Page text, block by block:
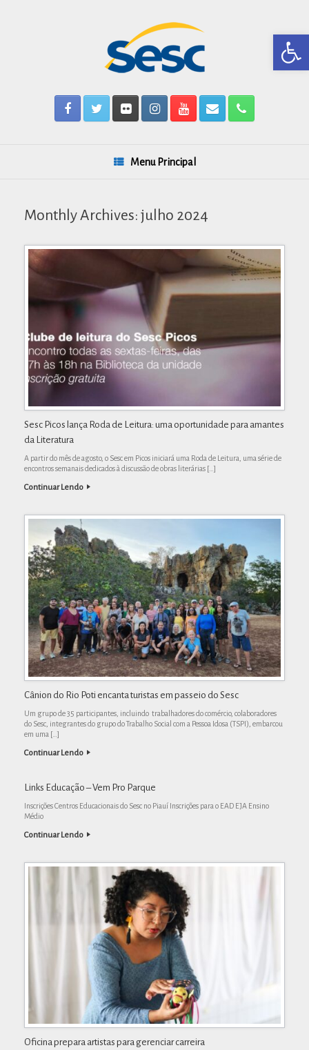
Menu Principal
Monthly Archives: julho 2024
Sesc Picos lança Roda de Leitura: uma oportunidade para amantes
da Literatura
A partir do mês de agosto, o Sesc em Picos iniciará uma Roda de Leitura, uma série de
encontros semanais dedicados à discussão de obras literárias […]
Continuar Lendo
Cânion do Rio Poti encanta turistas em passeio do Sesc
Um grupo de 35 participantes, incluindo trabalhadores do comércio, colaboradores
do Sesc, integrantes do grupo do Trabalho Social com a Pessoa Idosa (TSPI), embarcou
em uma […]
Continuar Lendo
Links Educação – Vem Pro Parque
Inscrições Centros Educacionais do Sesc no Piauí Inscrições para o EAD EJA Ensino
Médio
Continuar Lendo
Oficina prepara artistas para gerenciar carreira
Barra de